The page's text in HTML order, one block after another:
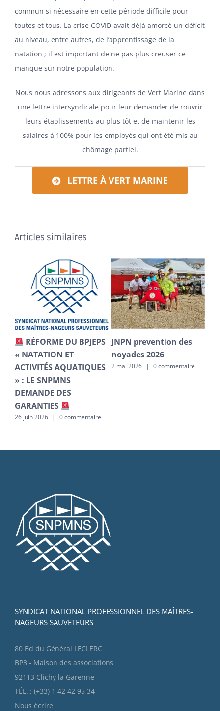
commun si nécessaire en cette période difficile pour
toutes et tous. La crise COVID avait déjà amorcé un déficit
au niveau, entre autres, de l’apprentissage de la
natation ; il est important de ne pas plus creuser ce
manque sur notre population.
Nous nous adressons aux dirigeants de Vert Marine dans
une lettre intersyndicale pour leur demander de rouvrir
leurs établissements au plus tôt et de maintenir les
salaires à 100% pour les employés qui ont été mis au
chômage partiel.
LETTRE À VERT MARINE
Articles similaires
RÉFORME DU BPJEPS
« NATATION ET
ACTIVITÉS AQUATIQUES
» : LE SNPMNS
DEMANDE DES
GARANTIES
26 juin 2026 | 0 commentaire
JNPN prevention des
noyades 2026
2 mai 2026 | 0 commentaire
SYNDICAT NATIONAL PROFESSIONNEL DES MAÎTRES-
NAGEURS SAUVETEURS
80 Bd du Général LECLERC
BP3 - Maison des associations
92113 Clichy la Garenne
TÉL. : (+33) 1 42 42 95 34
Nous écrire